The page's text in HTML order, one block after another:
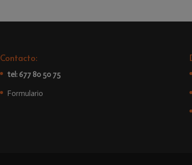
Contacto:
tel: 677 80 50 75
Formulario